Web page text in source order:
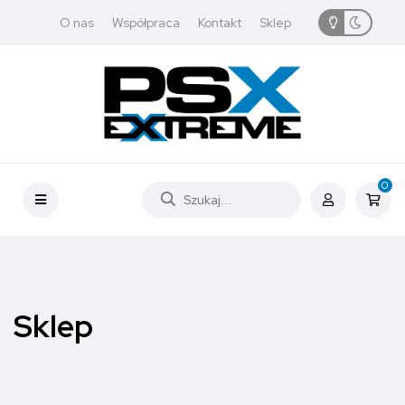
O nas Współpraca Kontakt Sklep
0
Sklep